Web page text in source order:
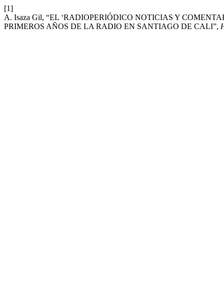
[1]
A. Isaza Gil, “EL ‘RADIOPERIÓDICO NOTICIAS Y
PRIMEROS AÑOS DE LA RADIO EN SANTIAGO DE CALI”,